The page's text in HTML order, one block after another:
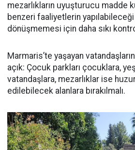
mezarlıkların uyuşturucu madde
benzeri faaliyetlerin
dönüşmemesi için daha sıkı
Marmaris’te yaşayan
açık: Çocuk parkları çocuklara,
vatandaşlara, mezarlıklar ise
edilebilecek alanlara bırakılmalı.